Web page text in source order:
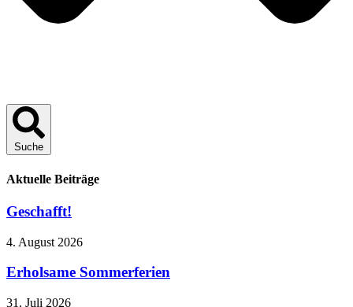
Suche
Aktuelle Beiträge
Geschafft!
4. August 2026
Erholsame Sommerferien
31. Juli 2026